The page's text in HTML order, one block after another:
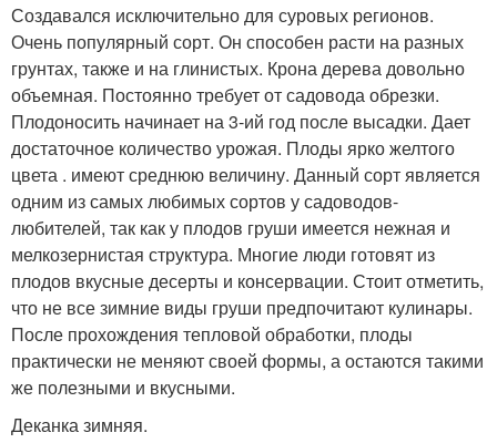
Создавался исключительно для суровых регионов.
Очень популярный сорт. Он способен расти на разных
грунтах, также и на глинистых. Крона дерева довольно
объемная. Постоянно требует от садовода обрезки.
Плодоносить начинает на 3-ий год после высадки. Дает
достаточное количество урожая. Плоды ярко желтого
цвета . имеют среднюю величину. Данный сорт является
одним из самых любимых сортов у садоводов-
любителей, так как у плодов груши имеется нежная и
мелкозернистая структура. Многие люди готовят из
плодов вкусные десерты и консервации. Стоит отметить,
что не все зимние виды груши предпочитают кулинары.
После прохождения тепловой обработки, плоды
практически не меняют своей формы, а остаются такими
же полезными и вкусными.
Деканка зимняя.